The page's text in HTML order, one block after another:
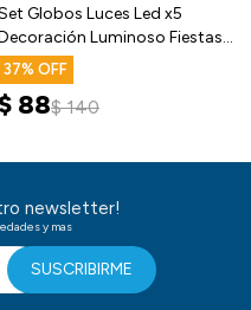
Globos Luces Led x5
Luminoso Fiestas
37
88$ 140
newsletter!
y mas
SUSCRIBIRME